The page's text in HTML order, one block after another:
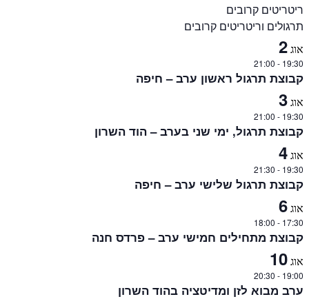
ריטריטים קרובים
תרגולים וריטריטים קרובים
אוג 2
19:30
-
21:00
קבוצת תרגול ראשון ערב – חיפה
אוג 3
19:30
-
21:00
קבוצת תרגול, ימי שני בערב – הוד השרון
אוג 4
19:30
-
21:30
קבוצת תרגול שלישי ערב – חיפה
אוג 6
17:30
-
18:00
קבוצת מתחילים חמישי ערב – פרדס חנה
אוג 10
19:00
-
20:30
ערב מבוא לזן ומדיטציה בהוד השרון